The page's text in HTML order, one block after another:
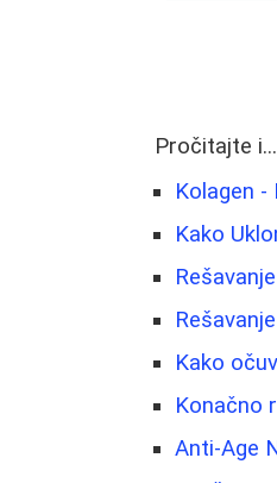
Pročitajte i...
Kolagen
Kako
Kako
Konačno
Anti-Age